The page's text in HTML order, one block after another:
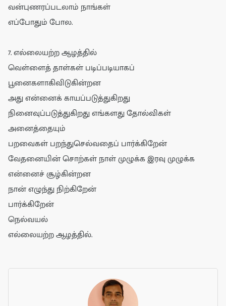
வன்புணரப்படலாம் நாங்கள்
எப்போதும் போல.
7. எல்லையற்ற ஆழத்தில்
வெள்ளைத் தாள்கள் படிப்படியாகப்
பூனைகளாகிவிடுகின்றன
அது என்னைக் காயப்படுத்துகிறது
நினைவுப்படுத்துகிறது எங்களது தோல்விகள்
அனைத்தையும்
பறவைகள் பறந்துசெல்வதைப் பார்க்கிறேன்
வேதனையின் சொற்கள் நாள் முழுக்க இரவு முழுக்க
என்னைச் சூழ்கின்றன
நான் எழுந்து நிற்கிறேன்
பார்க்கிறேன்
நெல்வயல்
எல்லையற்ற ஆழத்தில்.